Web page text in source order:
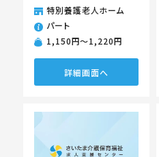
特別養護老人ホーム
パート
1,150円〜1,220円
詳細画面へ